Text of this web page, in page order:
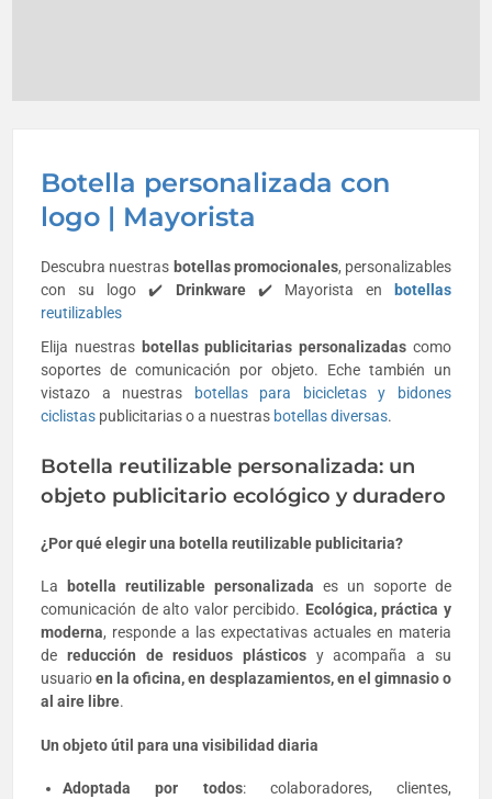
Botella personalizada con
logo | Mayorista
Descubra nuestras botellaspromocionales, personalizables
con su logo ✔️ Drinkware✔️ Mayorista en
botellas
reutilizables
Elija nuestras botellas publicitarias personalizadas como
soportes de comunicación por objeto. Eche también un
vistazo a nuestras
botellas para bicicletas y bidones
ciclistas publicitarias o a nuestras botellas diversas.
Botella reutilizable personalizada: un
objeto publicitario ecológico y duradero
¿Por qué elegir una botella reutilizable publicitaria?
La botella reutilizable personalizada es un soporte de
comunicación de alto valor percibido. Ecológica, práctica y
moderna, responde a las expectativas actuales en materia
de reducción de residuos plásticos y acompaña a su
usuarioen la oficina, en desplazamientos, en el gimnasio o
al aire libre.
Un objeto útil para una visibilidad diaria
Adoptada por todos: colaboradores, clientes,